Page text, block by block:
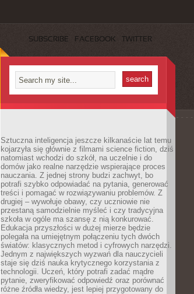
SUBSCRIBE FACEBOOK TWITTER
Sztuczna inteligencja jeszcze kilkanaście lat temu
kojarzyła się głównie z filmami science fiction, dziś
natomiast wchodzi do szkół, na uczelnie i do
domów jako realne narzędzie wspierające proces
nauczania. Z jednej strony budzi zachwyt, bo
potrafi szybko odpowiadać na pytania, generować
treści i pomagać w rozwiązywaniu problemów. Z
drugiej – wywołuje obawy, czy uczniowie nie
przestaną samodzielnie myśleć i czy tradycyjna
szkoła w ogóle ma szansę z nią konkurować.
Edukacja przyszłości w dużej mierze będzie
polegała na umiejętnym połączeniu tych dwóch
światów: klasycznych metod i cyfrowych narzędzi.
Jednym z największych wyzwań dla nauczycieli
staje się dziś nauka krytycznego korzystania z
technologii. Uczeń, który potrafi zadać mądre
pytanie, zweryfikować odpowiedź oraz porównać
różne źródła wiedzy, jest lepiej przygotowany do